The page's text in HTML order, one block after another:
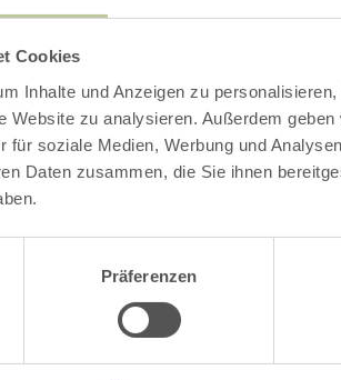
Cookies
Inhalte und Anzeigen zu
Website zu analysieren. Außerdem
für soziale Medien, Werbung und
Daten zusammen, die Sie ihnen
Präferenzen